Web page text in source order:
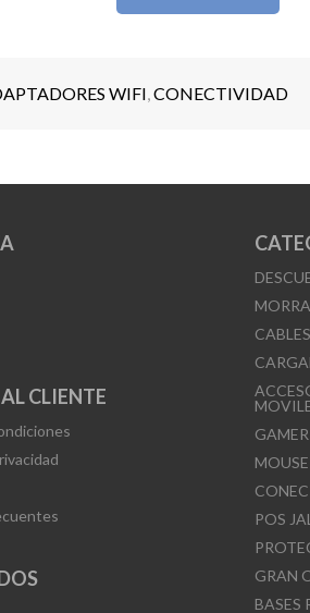
WIFI,CONECTIVIDAD
CLIENTE
CABLES
POS
GRAN
BASES